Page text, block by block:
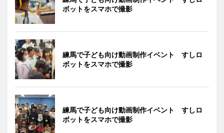
ボットをスマホで撮影
練馬で子ども向け動画制作イベント すしロ
ボットをスマホで撮影
練馬で子ども向け動画制作イベント すしロ
ボットをスマホで撮影